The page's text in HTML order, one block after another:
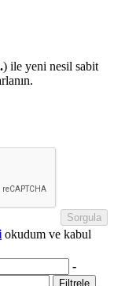
) ile yeni nesil sabit
Sorgula
okudum ve kabul
-
Filtrele